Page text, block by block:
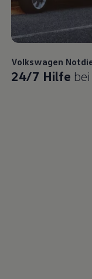
Volkswagen
24/7 Hilfe